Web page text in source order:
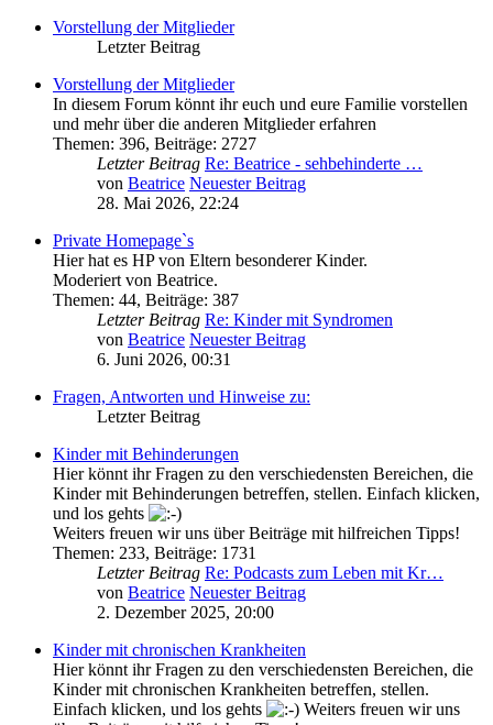
Vorstellung der Mitglieder
Letzter Beitrag
Vorstellung der Mitglieder
In diesem Forum könnt ihr euch und eure Familie vorstellen
und mehr über die anderen Mitglieder erfahren
Themen: 396, Beiträge: 2727
Letzter Beitrag Re: Beatrice - sehbehinderte …
von Beatrice Neuester Beitrag
28. Mai 2026, 22:24
Private Homepage`s
Hier hat es HP von Eltern besonderer Kinder.
Moderiert von Beatrice.
Themen: 44, Beiträge: 387
Letzter Beitrag Re: Kinder mit Syndromen
von Beatrice Neuester Beitrag
6. Juni 2026, 00:31
Fragen, Antworten und Hinweise zu:
Letzter Beitrag
Kinder mit Behinderungen
Hier könnt ihr Fragen zu den verschiedensten Bereichen, die
Kinder mit Behinderungen betreffen, stellen. Einfach klicken,
und los gehts
Weiters freuen wir uns über Beiträge mit hilfreichen Tipps!
Themen: 233, Beiträge: 1731
Letzter Beitrag Re: Podcasts zum Leben mit Kr…
von Beatrice Neuester Beitrag
2. Dezember 2025, 20:00
Kinder mit chronischen Krankheiten
Hier könnt ihr Fragen zu den verschiedensten Bereichen, die
Kinder mit chronischen Krankheiten betreffen, stellen.
Einfach klicken, und los gehts
Weiters freuen wir uns